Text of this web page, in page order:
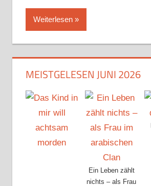
Weiterlesen
MEISTGELESEN JUNI 2026
Ein Leben zählt
nichts – als Frau